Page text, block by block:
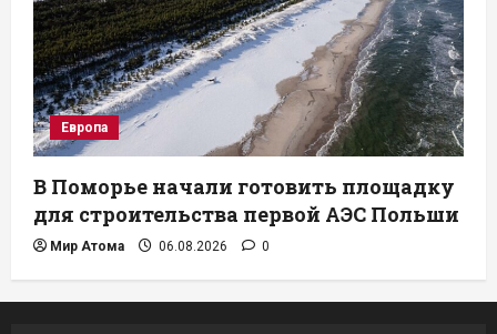
Европа
В Поморье начали готовить площадку
для строительства первой АЭС Польши
Мир Атома 06.08.2026 0